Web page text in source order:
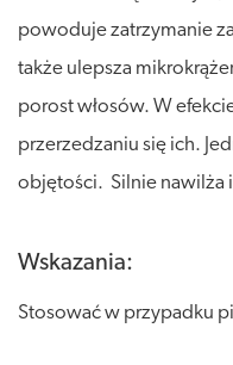
powoduje zatrzymanie
także ulepsza
porost włosów. W
przerzedzaniu się ich.
objętości. Silnie nawilża
Wskazania:
Stosować w przypadku